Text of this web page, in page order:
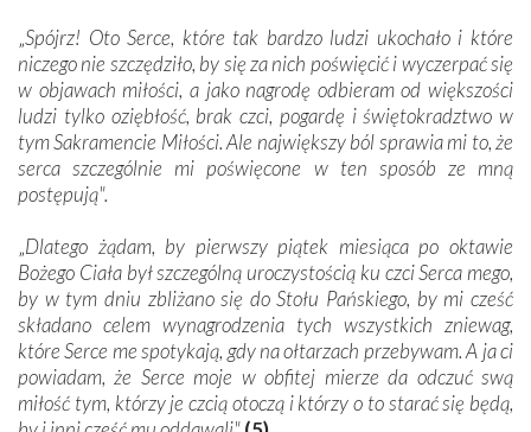
„Spójrz! Oto Serce, które tak bardzo ludzi ukochało i które
niczego nie szczędziło, by się za nich poświęcić i wyczerpać się
w objawach miłości, a jako nagrodę odbieram od większości
ludzi tylko oziębłość, brak czci, pogardę i świętokradztwo w
tym Sakramencie Miłości. Ale największy ból sprawia mi to, że
serca szczególnie mi poświęcone w ten sposób ze mną
postępują".
„Dlatego żądam, by pierwszy piątek miesiąca po oktawie
Bożego Ciała był szczególną uroczystością ku czci Serca mego,
by w tym dniu zbliżano się do Stołu Pańskiego, by mi cześć
składano celem wynagrodzenia tych wszystkich zniewag,
które Serce me spotykają, gdy na ołtarzach przebywam. A ja ci
powiadam, że Serce moje w obfitej mierze da odczuć swą
miłość tym, którzy je czcią otoczą i którzy o to starać się będą,